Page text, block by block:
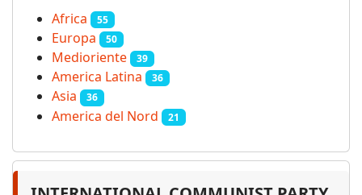
Africa 55
Europa 50
Medioriente 39
America Latina 36
Asia 36
America del Nord 21